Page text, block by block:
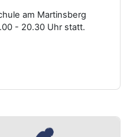
am Martinsberg
- 20.30 Uhr statt.